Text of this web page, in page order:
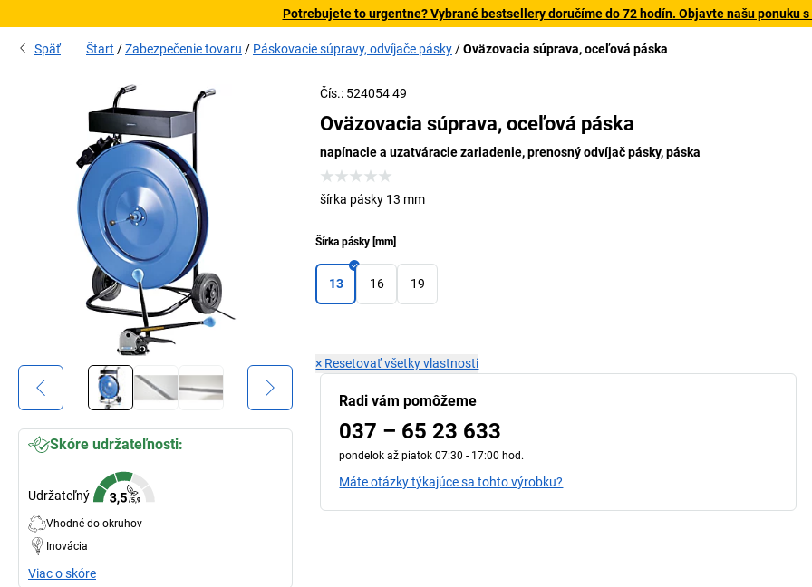
Potrebujete to urgentne? Vybrané bestsellery doručíme do 72 hodín. Objavte našu ponuku
Späť Štart Zabezpečenie tovaru Páskovacie súpravy, odvíjače pásky Oväzovacia súprava, oceľová páska
Skóre udržateľnosti:
Udržateľný
Vhodné do okruhov
Inovácia
Viac o skóre
Čís.: 524054 49
Oväzovacia súprava, oceľová páska
napínacie a uzatváracie zariadenie, prenosný odvíjač pásky, páska
šírka pásky 13 mm
Šírka pásky [mm]
13 16 19
× Resetovať všetky vlastnosti
Radi vám pomôžeme
037 – 65 23 633
pondelok až piatok 07:30 - 17:00 hod.
Máte otázky týkajúce sa tohto výrobku?